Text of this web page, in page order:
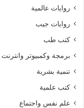
روايات عالمية
روايات جيب
كتب طب
برمجة وكمبيوتر وانترنت
تنمية بشرية
كتب علمية
علم نفس واجتماع